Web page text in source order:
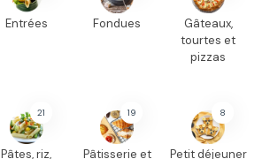
Entrées Fondues
Gâteaux,
tourtes et
pizzas
21
Pâtes, riz,
19
Pâtisserie et
8
Petit déjeuner